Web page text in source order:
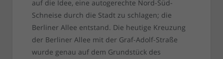
auf die Idee, eine autogerechte Nord-Süd-
Schneise durch die Stadt zu schlagen; die
Berliner Allee entstand. Die heutige Kreuzung
der Berliner Allee mit der Graf-Adolf-Straße
wurde genau auf dem Grundstück des